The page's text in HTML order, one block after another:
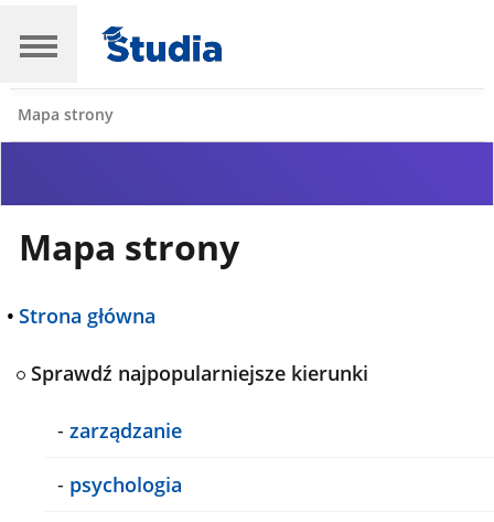
Mapa strony
Mapa strony
• Strona główna
Sprawdź najpopularniejsze kierunki
- zarządzanie
- psychologia